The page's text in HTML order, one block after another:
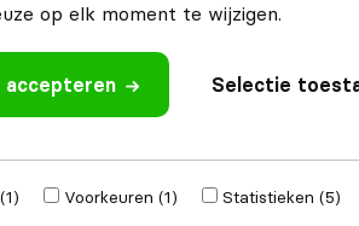
op elk moment te wijzigen.
accepteren Selectie
Voorkeuren (1)
Statistieken (5)